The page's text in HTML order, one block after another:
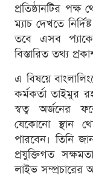
প্রতিষ্ঠানটির
ম্যাচ দেখতে
তবে এসব
বিস্তারিত তথ্য
এ বিষয়ে
কর্মকর্তা তাইমুর
স্বত্ব অর্জনের
যেকোনো স্থান
পারবেন। তিনি
প্রযুক্তিগত
লাইভ সম্প্রচারের